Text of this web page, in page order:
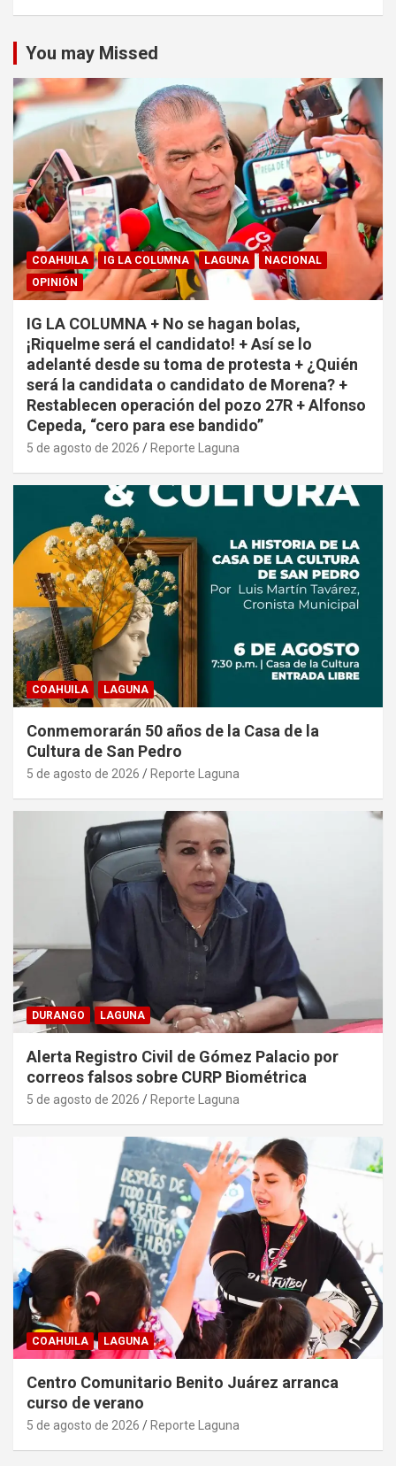
You may Missed
COAHUILA IG LA COLUMNA LAGUNA
NACIONAL
OPINIÓN
IG LA COLUMNA + No se hagan bolas,
¡Riquelme será el candidato! + Así se lo
adelanté desde su toma de protesta + ¿Quién
será la candidata o candidato de Morena? +
Restablecen operación del pozo 27R + Alfonso
Cepeda, “cero para ese bandido”
5 de agosto de 2026 Reporte Laguna
COAHUILA LAGUNA
Conmemorarán 50 años de la Casa de la
Cultura de San Pedro
5 de agosto de 2026 Reporte Laguna
DURANGO LAGUNA
Alerta Registro Civil de Gómez Palacio por
correos falsos sobre CURP Biométrica
5 de agosto de 2026 Reporte Laguna
COAHUILA LAGUNA
Centro Comunitario Benito Juárez arranca
curso de verano
5 de agosto de 2026 Reporte Laguna